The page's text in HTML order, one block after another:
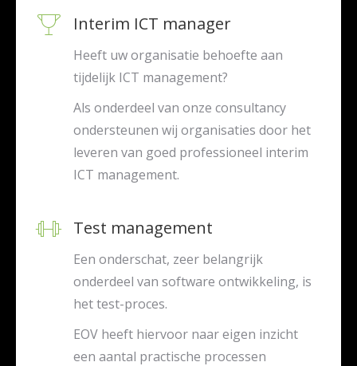
Interim ICT manager
Heeft uw organisatie behoefte aan
tijdelijk ICT management?
Als onderdeel van onze consultancy
ondersteunen wij organisaties door het
leveren van goed professioneel interim
ICT management.
Test management
Een onderschat, zeer belangrijk
onderdeel van software ontwikkeling, is
het test-proces.
EOV heeft hiervoor naar eigen inzicht
een aantal practische processen